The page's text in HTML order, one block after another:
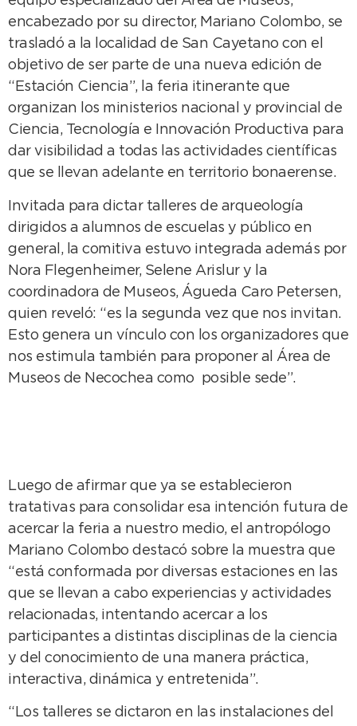
encabezado por su director, Mariano Colombo, se
trasladó a la localidad de San Cayetano con el
objetivo de ser parte de una nueva edición de
“Estación Ciencia”, la feria itinerante que
organizan los ministerios nacional y provincial de
Ciencia, Tecnología e Innovación Productiva para
dar visibilidad a todas las actividades científicas
que se llevan adelante en territorio bonaerense.
Invitada para dictar talleres de arqueología
dirigidos a alumnos de escuelas y público en
general, la comitiva estuvo integrada además por
Nora Flegenheimer, Selene Arislur y la
coordinadora de Museos, Águeda Caro Petersen,
quien reveló: “es la segunda vez que nos invitan.
Esto genera un vínculo con los organizadores que
nos estimula también para proponer al Área de
Museos de Necochea como posible sede”.
Luego de afirmar que ya se establecieron
tratativas para consolidar esa intención futura de
acercar la feria a nuestro medio, el antropólogo
Mariano Colombo destacó sobre la muestra que
“está conformada por diversas estaciones en las
que se llevan a cabo experiencias y actividades
relacionadas, intentando acercar a los
participantes a distintas disciplinas de la ciencia
y del conocimiento de una manera práctica,
interactiva, dinámica y entretenida”.
“Los talleres se dictaron en las instalaciones del